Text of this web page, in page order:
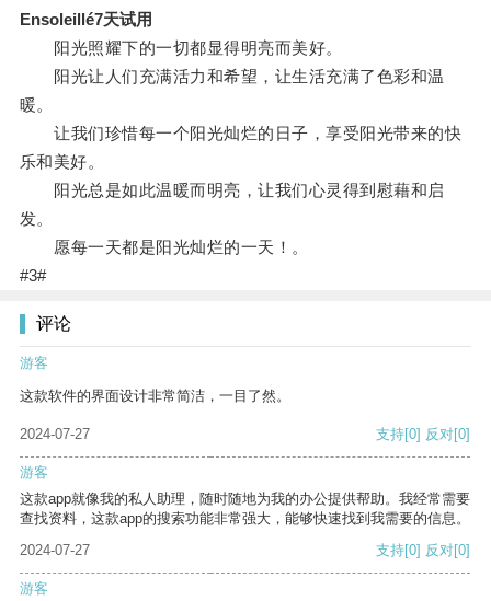
Ensoleillé7天试用
阳光照耀下的一切都显得明亮而美好。
阳光让人们充满活力和希望，让生活充满了色彩和温
暖。
让我们珍惜每一个阳光灿烂的日子，享受阳光带来的快
乐和美好。
阳光总是如此温暖而明亮，让我们心灵得到慰藉和启
发。
愿每一天都是阳光灿烂的一天！。
#3#
评论
游客
这款软件的界面设计非常简洁，一目了然。
2024-07-27 支持[0] 反对[0]
游客
这款app就像我的私人助理，随时随地为我的办公提供帮助。我经常需要
查找资料，这款app的搜索功能非常强大，能够快速找到我需要的信息。
2024-07-27
支持[0] 反对[0]
游客